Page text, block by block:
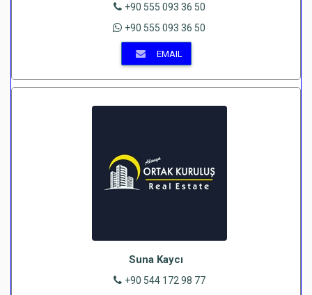
+90 555 093 36 50
+90 555 093 36 50
EMAIL
Suna Kaycı
+90 544 172 98 77